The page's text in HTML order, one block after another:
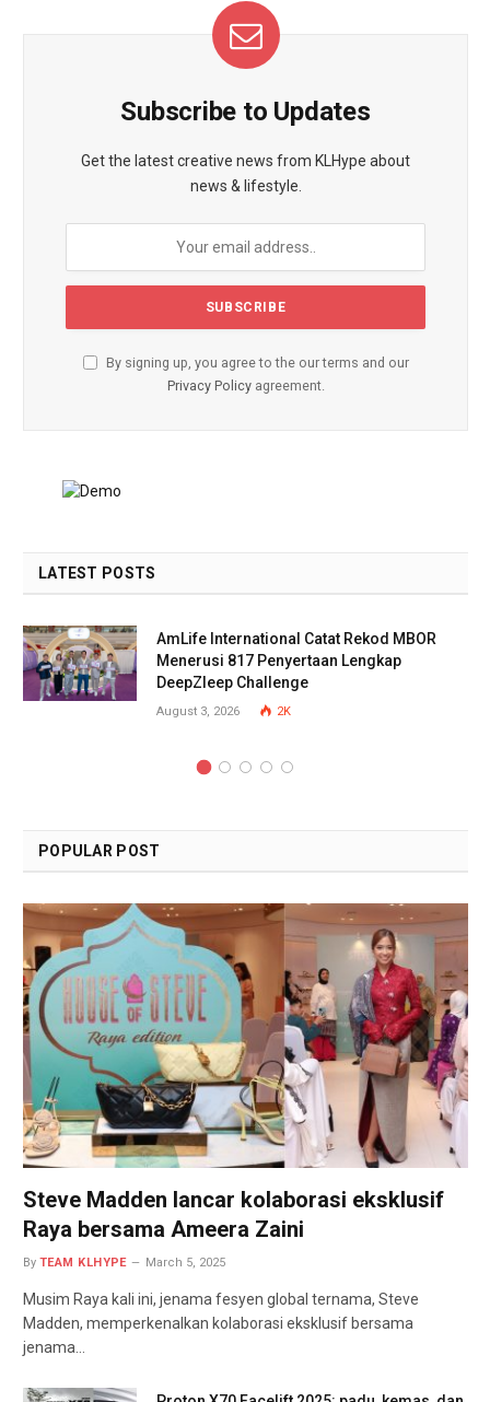
Subscribe to Updates
Get the latest creative news from KLHype about
news & lifestyle.
By signing up, you agree to the our terms and our
Privacy Policyagreement.
LATEST POSTS
AmLife International Catat Rekod MBOR
Menerusi 817 Penyertaan Lengkap
DeepZleep Challenge
August 3, 2026 2K
POPULAR POST
Steve Madden lancar kolaborasi eksklusif
Raya bersama Ameera Zaini
By TEAM KLHYPE March 5, 2025
Musim Raya kali ini, jenama fesyen global ternama, Steve
Madden, memperkenalkan kolaborasi eksklusif bersama
jenama…